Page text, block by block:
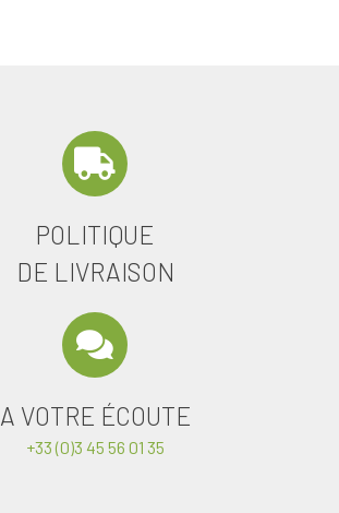
POLITIQUE
DE LIVRAISON
A VOTRE ÉCOUTE
+33 (0)3 45 56 01 35